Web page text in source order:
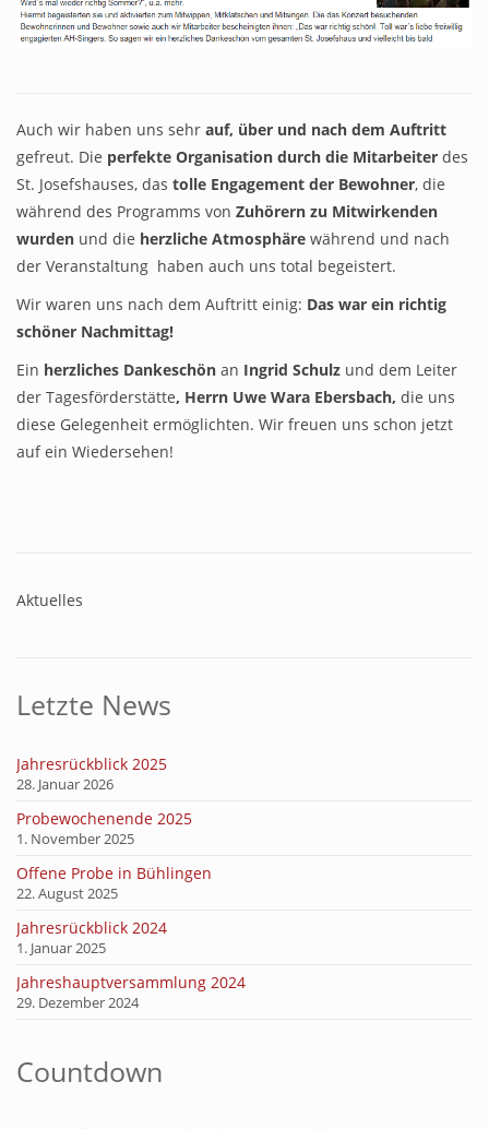
Auch wir haben uns sehr auf, über und nach dem Auftritt
gefreut. Die perfekte Organisation durch die Mitarbeiter des
St. Josefshauses, das tolle Engagement der Bewohner, die
während des Programms von Zuhörern zu Mitwirkenden
wurden und die herzliche Atmosphäre während und nach
der Veranstaltung haben auch uns total begeistert.
Wir waren uns nach dem Auftritt einig: Das war ein richtig
schöner Nachmittag!
Ein herzliches Dankeschön an Ingrid Schulz und dem Leiter
der Tagesförderstätte, Herrn Uwe Wara Ebersbach, die uns
diese Gelegenheit ermöglichten. Wir freuen uns schon jetzt
auf ein Wiedersehen!
Aktuelles
Letzte News
Jahresrückblick 2025
28. Januar 2026
Probewochenende 2025
1. November 2025
Offene Probe in Bühlingen
22. August 2025
Jahresrückblick 2024
1. Januar 2025
Jahreshauptversammlung 2024
29. Dezember 2024
Countdown